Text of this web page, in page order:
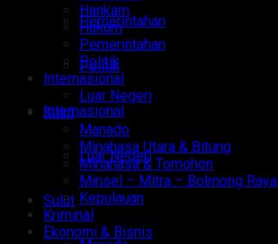
Pemerintahan
Politik
Internasional
Luar Negeri
Sulut
Hankam
Hukum
Pemerintahan
Politik
Internasional
Luar Negeri
Sulut
Manado
Minahasa Utara & Bitung
Minahasa & Tomohon
Minsel – Mitra – Bolmong Raya
Kepulauan
Kriminal
Ekonomi & Bisnis